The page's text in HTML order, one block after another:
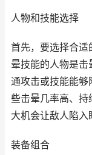
人物和技能选择
首先，要选择合适
晕技能的人物是
通攻击或技能能够
些击晕几率高、持
大机会让敌人陷入
装备组合